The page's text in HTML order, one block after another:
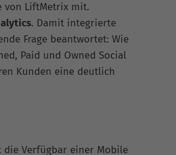
von LiftMetrix mit.
. Damit integrierte
Frage beantwortet: Wie
Paid und Owned Social
Kunden eine deutlich
Verfügbar einer Mobile